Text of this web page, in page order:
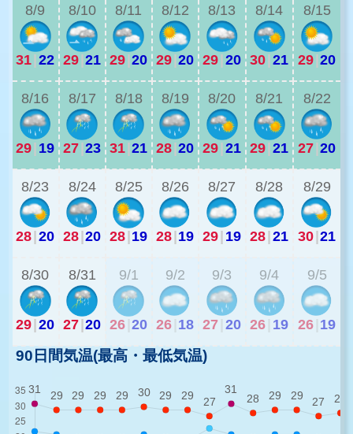
8/9
31|22
8/10
29|21
8/11
29|20
8/12
29|20
8/13
29|20
8/14
30|21
8/15
29|20
8/16
29| 19
8/17
27|23
8/18
31|21
8/19
28|20
8/20
29|21
8/21
29|21
8/22
27|20
8/23
28|20
8/24
28|20
8/25
28|19
8/26
28|19
8/27
29| 19
8/28
28|21
8/29
30|21
8/30
29|20
8/31
27|20
9/1
26 20
9/2
26 18
9/3
27 20
9/4
26 19
9/5
26 19
90日間気温(最高・最低気温)